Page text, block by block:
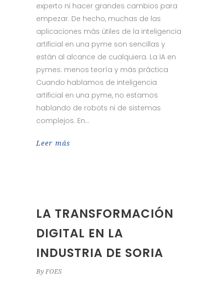
experto ni hacer grandes cambios para
empezar. De hecho, muchas de las
aplicaciones más útiles de la inteligencia
artificial en una pyme son sencillas y
están al alcance de cualquiera. La IA en
pymes: menos teoría y más práctica
Cuando hablamos de inteligencia
artificial en una pyme, no estamos
hablando de robots ni de sistemas
complejos. En
Leer más
LA TRANSFORMACIÓN
DIGITAL EN LA
INDUSTRIA DE SORIA
By FOES